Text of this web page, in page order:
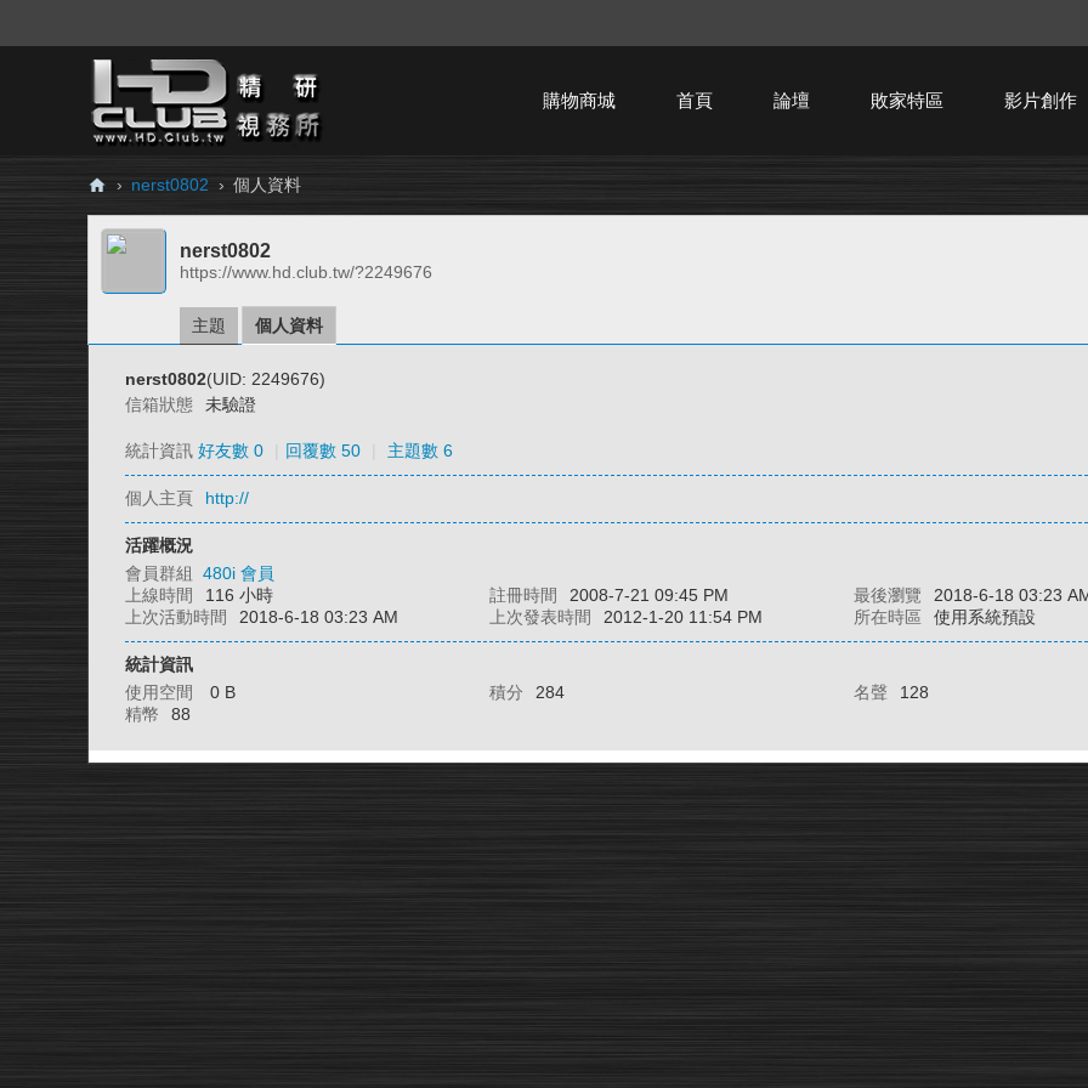
購物商城 首頁 論壇 敗家特區 影片創作
H
Cl
› nerst0802 › 個人資料
nerst0802
https://www.hd.club.tw/?2249676
主題 個人資料
nerst0802(UID: 2249676)
信箱狀態
未驗證
統計資訊 好友數 0 回覆數 50 主題數 6
個人主頁 http://
活躍概況
會員群組 480i 會員
上線時間
116 小時 註冊時間 2008-7-21 09:45 PM 最後瀏覽
2018-6-18 03:23
上次活動時間
2018-6-18 03:23 AM 上次發表時間 2012-1-20 11:54 PM 所在時區 使用系統預設
統計資訊
使用空間
0 B 積分 284 名聲
128
精幣
88